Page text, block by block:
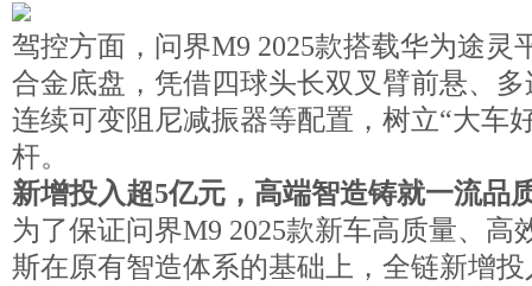
驾控方面，问界M9 2025款搭载华为途灵
合金底盘，凭借四球头长双叉臂前悬、
连续可变阻尼减振器等配置，树立“大车
杆。
新增投入超5亿元，高端智造铸就一流品
为了保证问界M9 2025款新车高质量、高
斯在原有智造体系的基础上，全链新增